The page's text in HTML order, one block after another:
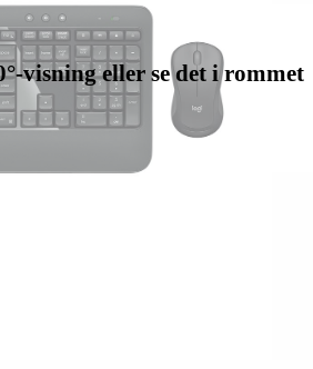
visning eller se det i rommet